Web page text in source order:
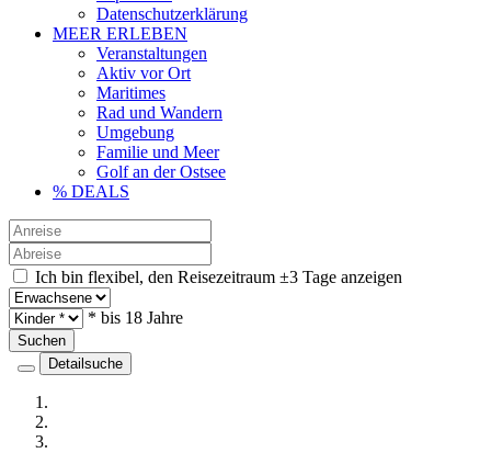
Datenschutzerklärung
MEER ERLEBEN
Veranstaltungen
Aktiv vor Ort
Maritimes
Rad und Wandern
Umgebung
Familie und Meer
Golf an der Ostsee
% DEALS
Ich bin flexibel, den Reisezeitraum ±3 Tage anzeigen
* bis 18 Jahre
Suchen
Detailsuche